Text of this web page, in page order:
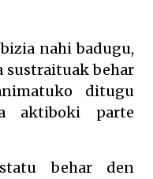
nahi badugu,
sustraituak behar
ditugu
aktiboki parte
behar den